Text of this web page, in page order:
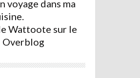
voyage dans ma
Wattoote sur le